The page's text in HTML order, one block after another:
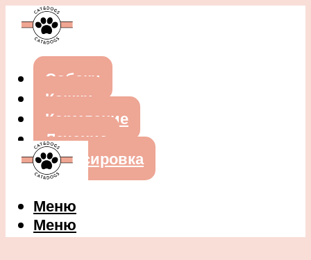
Собаки
Кошки
Кормление
Лечение
Дрессировка
Меню
Меню